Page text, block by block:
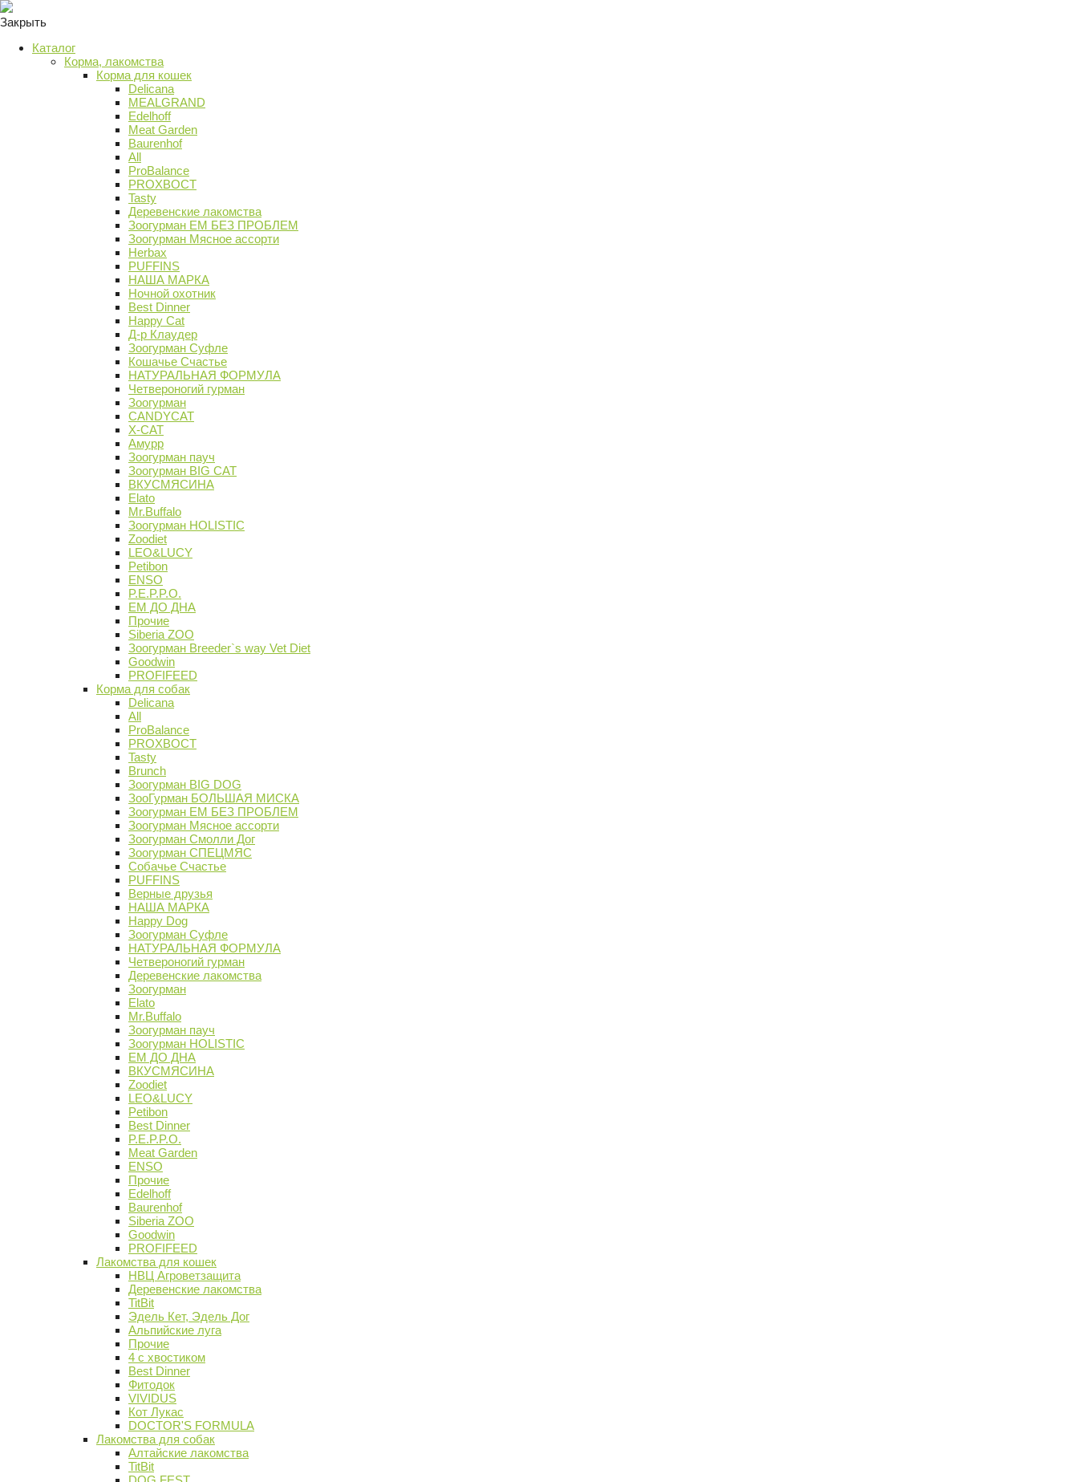
Закрыть
Каталог
Корма, лакомства
Корма для кошек
Delicana
MEALGRAND
Edelhoff
Meat Garden
Baurenhof
All
ProBalance
PROХВОСТ
Tasty
Деревенские лакомства
Зоогурман ЕМ БЕЗ ПРОБЛЕМ
Зоогурман Мясное ассорти
Herbax
PUFFINS
НАША МАРКА
Ночной охотник
Best Dinner
Happy Cat
Д-р Клаудер
Зоогурман Суфле
Кошачье Счастье
НАТУРАЛЬНАЯ ФОРМУЛА
Четвероногий гурман
Зоогурман
CANDYCAT
X-CAT
Амурр
Зоогурман пауч
Зоогурман BIG CAT
ВКУСМЯСИНА
Elato
Mr.Buffalo
Зоогурман HOLISTIC
Zoodiet
LEO&LUCY
Petibon
ENSO
P.E.P.P.O.
ЕМ ДО ДНА
Прочие
Siberia ZOO
Зоогурман Breeder`s way Vet Diet
Goodwin
PROFIFEED
Корма для собак
Delicana
All
ProBalance
PROХВОСТ
Tasty
Brunch
Зоогурман BIG DOG
ЗооГурман БОЛЬШАЯ МИСКА
Зоогурман ЕМ БЕЗ ПРОБЛЕМ
Зоогурман Мясное ассорти
Зоогурман Смолли Дог
Зоогурман СПЕЦМЯС
Собачье Счастье
PUFFINS
Верные друзья
НАША МАРКА
Happy Dog
Зоогурман Суфле
НАТУРАЛЬНАЯ ФОРМУЛА
Четвероногий гурман
Деревенские лакомства
Зоогурман
Elato
Mr.Buffalo
Зоогурман пауч
Зоогурман HOLISTIC
ЕМ ДО ДНА
ВКУСМЯСИНА
Zoodiet
LEO&LUCY
Petibon
Best Dinner
P.E.P.P.O.
Meat Garden
ENSO
Прочие
Edelhoff
Baurenhof
Siberia ZOO
Goodwin
PROFIFEED
Лакомства для кошек
НВЦ Агроветзащита
Деревенские лакомства
TitBit
Эдель Кет, Эдель Дог
Альпийские луга
Прочие
4 с хвостиком
Best Dinner
Фитодок
VIVIDUS
Кот Лукас
DOCTOR'S FORMULA
Лакомства для собак
Алтайские лакомства
TitBit